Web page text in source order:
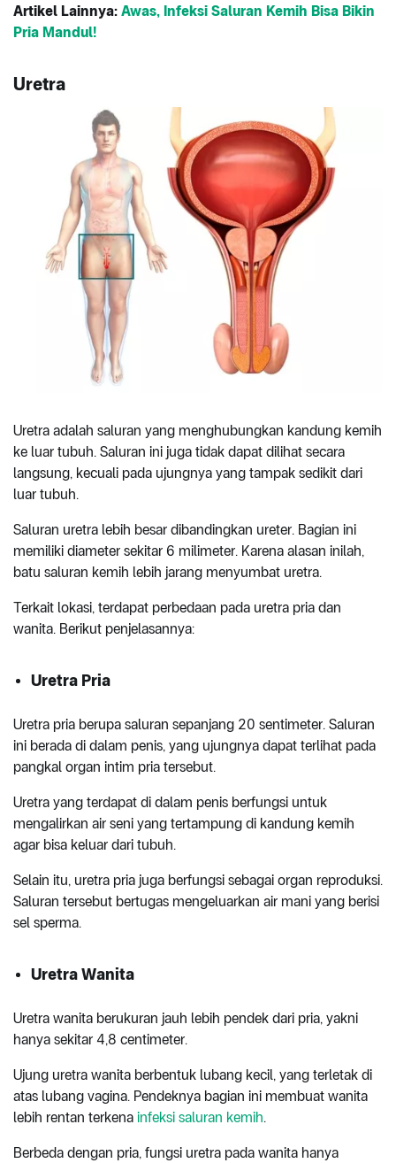
Artikel Lainnya: Awas, Infeksi Saluran Kemih Bisa Bikin
Pria Mandul!
Uretra
Uretra adalah saluran yang menghubungkan kandung kemih
ke luar tubuh. Saluran ini juga tidak dapat dilihat secara
langsung, kecuali pada ujungnya yang tampak sedikit dari
luar tubuh.
Saluran uretra lebih besar dibandingkan ureter. Bagian ini
memiliki diameter sekitar 6 milimeter. Karena alasan inilah,
batu saluran kemih lebih jarang menyumbat uretra.
Terkait lokasi, terdapat perbedaan pada uretra pria dan
wanita. Berikut penjelasannya:
Uretra Pria
Uretra pria berupa saluran sepanjang 20 sentimeter. Saluran
ini berada di dalam penis, yang ujungnya dapat terlihat pada
pangkal organ intim pria tersebut.
Uretra yang terdapat di dalam penis berfungsi untuk
mengalirkan air seni yang tertampung di kandung kemih
agar bisa keluar dari tubuh.
Selain itu, uretra pria juga berfungsi sebagai organ reproduksi.
Saluran tersebut bertugas mengeluarkan air mani yang berisi
sel sperma.
Uretra Wanita
Uretra wanita berukuran jauh lebih pendek dari pria, yakni
hanya sekitar 4,8 centimeter.
Ujung uretra wanita berbentuk lubang kecil, yang terletak di
atas lubang vagina. Pendeknya bagian ini membuat wanita
lebih rentan terkena infeksi saluran kemih.
Berbeda dengan pria, fungsi uretra pada wanita hanya